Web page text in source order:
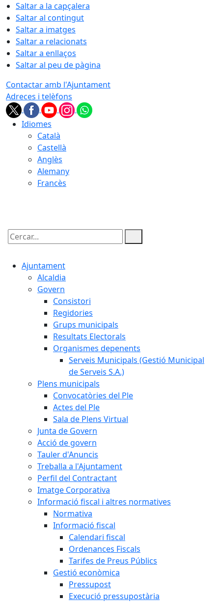
Saltar a la capçalera
Saltar al contingut
Saltar a imatges
Saltar a relacionats
Saltar a enllaços
Saltar al peu de pàgina
Contactar amb l'Ajuntament
Adreces i telèfons
Idiomes
Català
Castellà
Anglès
Alemany
Francès
Cercar:
Ajuntament
Alcaldia
Govern
Consistori
Regidories
Grups municipals
Resultats Electorals
Organismes depenents
Serveis Municipals (Gestió Municipal
de Serveis S.A.)
Plens municipals
Convocatòries del Ple
Actes del Ple
Sala de Plens Virtual
Junta de Govern
Acció de govern
Tauler d'Anuncis
Treballa a l'Ajuntament
Perfil del Contractant
Imatge Corporativa
Informació fiscal i altres normatives
Normativa
Informació fiscal
Calendari fiscal
Ordenances Fiscals
Tarifes de Preus Públics
Gestió econòmica
Pressupost
Execució pressupostària